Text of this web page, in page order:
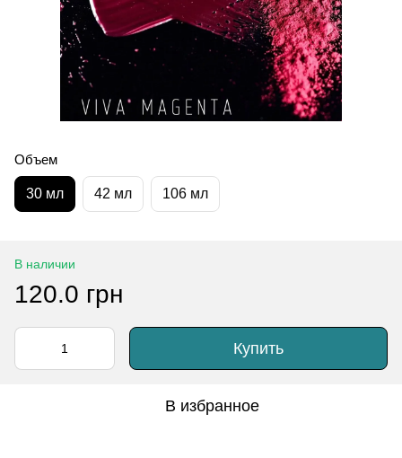
Объем
30 мл 42 мл 106 мл
В наличии
120.0 грн
Купить
В избранное